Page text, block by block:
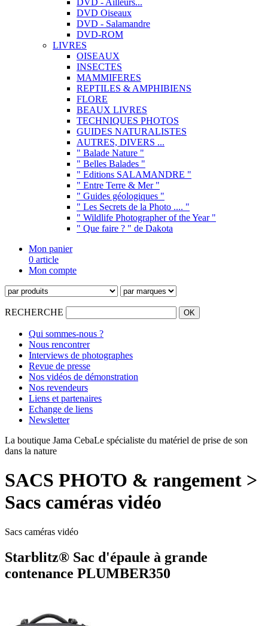
DVD - Ailleurs...
DVD Oiseaux
DVD - Salamandre
DVD-ROM
LIVRES
OISEAUX
INSECTES
MAMMIFERES
REPTILES & AMPHIBIENS
FLORE
BEAUX LIVRES
TECHNIQUES PHOTOS
GUIDES NATURALISTES
AUTRES, DIVERS ...
" Balade Nature "
" Belles Balades "
" Editions SALAMANDRE "
" Entre Terre & Mer "
" Guides géologiques "
" Les Secrets de la Photo .... "
" Wildlife Photographer of the Year "
" Que faire ? " de Dakota
Mon panier
0 article
Mon compte
RECHERCHE
Qui sommes-nous ?
Nous rencontrer
Interviews de photographes
Revue de presse
Nos vidéos de démonstration
Nos revendeurs
Liens et partenaires
Echange de liens
Newsletter
La boutique Jama CebaLe spécialiste du matériel de prise de son
dans la nature
SACS PHOTO & rangement >
Sacs caméras vidéo
Sacs caméras vidéo
Starblitz® Sac d'épaule à grande
contenance PLUMBER350